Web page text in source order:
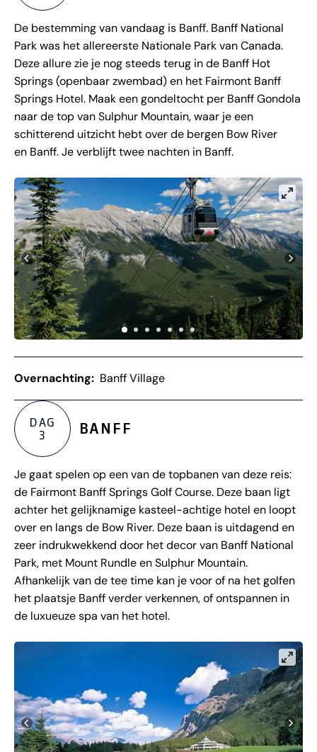
De bestemming van vandaag is Banff. Banff National
Park was het allereerste Nationale Park van Canada.
Deze allure zie je nog steeds terug in de Banff Hot
Springs (openbaar zwembad) en het Fairmont Banff
Springs Hotel. Maak een gondeltocht per Banff Gondola
naar de top van Sulphur Mountain, waar je een
schitterend uitzicht hebt over de bergen Bow River
en Banff. Je verblijft twee nachten in Banff.
Overnachting: Banff Village
DAG
3
BANFF
Je gaat spelen op een van de topbanen van deze reis:
de Fairmont Banff Springs Golf Course. Deze baan ligt
achter het gelijknamige kasteel-achtige hotel en loopt
over en langs de Bow River. Deze baan is uitdagend en
zeer indrukwekkend door het decor van Banff National
Park, met Mount Rundle en Sulphur Mountain.
Afhankelijk van de tee time kan je voor of na het golfen
het plaatsje Banff verder verkennen, of ontspannen in
de luxueuze spa van het hotel.